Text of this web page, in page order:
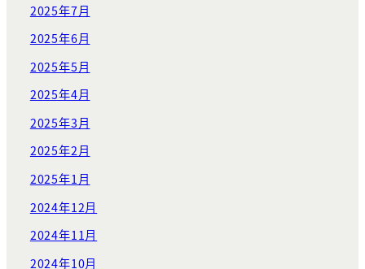
2025年7月
2025年6月
2025年5月
2025年4月
2025年3月
2025年2月
2025年1月
2024年12月
2024年11月
2024年10月